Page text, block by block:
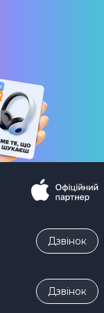
Дзвiнок
Дзвiнок